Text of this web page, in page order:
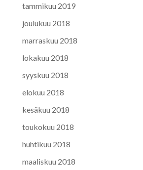
tammikuu 2019
joulukuu 2018
marraskuu 2018
lokakuu 2018
syyskuu 2018
elokuu 2018
kesäkuu 2018
toukokuu 2018
huhtikuu 2018
maaliskuu 2018